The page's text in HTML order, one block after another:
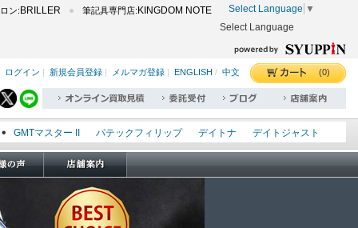
ン: BRILLER 筆記具専門店: KINGDOM NOTE Select Language ▼
Select Language
ログイン 新規会員登録 メルマガ登録 ENGLISH / 中文 (0)
GMTマスター II パテックフィリップ デイトナ
デイトジャスト
エクスプローラー I
オイスターパーペチュアル
シードゥエラー